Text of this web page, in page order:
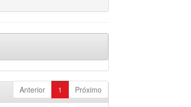
Anterior 1 Próximo